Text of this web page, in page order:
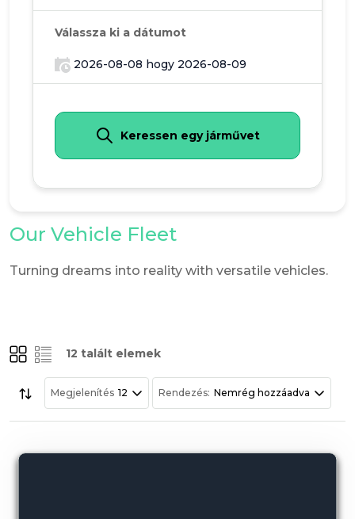
Válassza ki a dátumot
Keressen egy járművet
Our Vehicle Fleet
Turning dreams into reality with versatile vehicles.
12 talált elemek
Megjelenítés 12 Rendezés: Nemrég hozzáadva